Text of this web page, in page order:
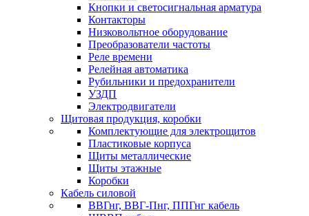
Кнопки и светосигнальная арматура
Контакторы
Низковольтное оборудование
Преобразователи частоты
Реле времени
Релейная автоматика
Рубильники и предохранители
УЗДП
Электродвигатели
Щитовая продукция, коробки
Комплектующие для электрощитов
Пластиковые корпуса
Щиты металлические
Щиты этажные
Коробки
Кабель силовой
ВВГнг, ВВГ-Пнг, ППГнг кабель